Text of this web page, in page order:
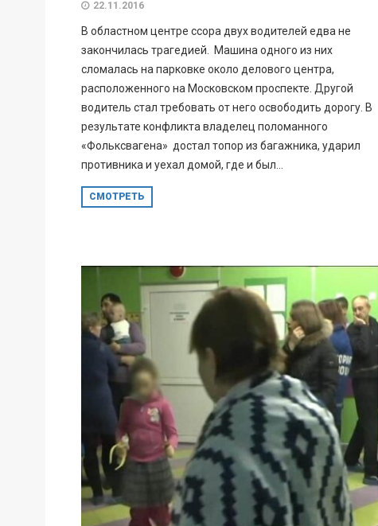
22.11.2016
В областном центре ссора двух водителей едва не
закончилась трагедией. Машина одного из них
сломалась на парковке около делового центра,
расположенного на Московском проспекте. Другой
водитель стал требовать от него освободить дорогу. В
результате конфликта владелец поломанного
«Фольксвагена» достал топор из багажника, ударил
противника и уехал домой, где и был...
СМОТРЕТЬ